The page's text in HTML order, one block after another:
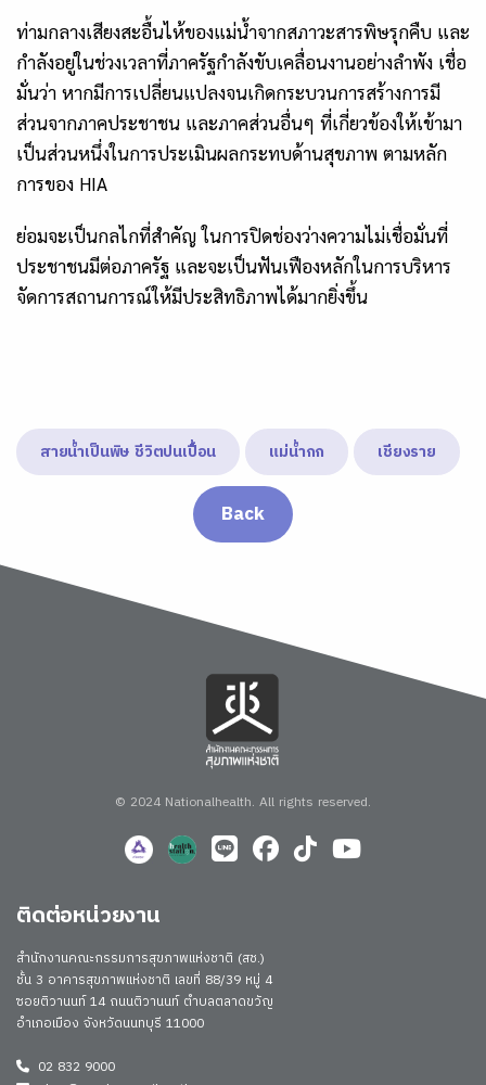
ท่ามกลางเสียงสะอื้นไห้ของแม่น้ำจากสภาวะสารพิษรุกคืบ และ
กำลังอยู่ในช่วงเวลาที่ภาครัฐกำลังขับเคลื่อนงานอย่างลำพัง เชื่อ
มั่นว่า หากมีการเปลี่ยนแปลงจนเกิดกระบวนการสร้างการมี
ส่วนจากภาคประชาชน และภาคส่วนอื่นๆ ที่เกี่ยวข้องให้เข้ามา
เป็นส่วนหนึ่งในการประเมินผลกระทบด้านสุขภาพ ตามหลัก
การของ HIA
ย่อมจะเป็นกลไกที่สำคัญ ในการปิดช่องว่างความไม่เชื่อมั่นที่
ประชาชนมีต่อภาครัฐ และจะเป็นฟันเฟืองหลักในการบริหาร
จัดการสถานการณ์ให้มีประสิทธิภาพได้มากยิ่งขึ้น
สายน้ำเป็นพิษ ชีวิตปนเปื้อน แม่น้ำกก เชียงราย
Back
© 2024 Nationalhealth. All rights reserved.
ติดต่อหน่วยงาน
สำนักงานคณะกรรมการสุขภาพแห่งชาติ (สช.)
ชั้น 3 อาคารสุขภาพแห่งชาติ เลขที่ 88/39 หมู่ 4
ซอยติวานนท์ 14 ถนนติวานนท์ ตำบลตลาดขวัญ
อำเภอเมือง จังหวัดนนทบุรี 11000
02 832 9000